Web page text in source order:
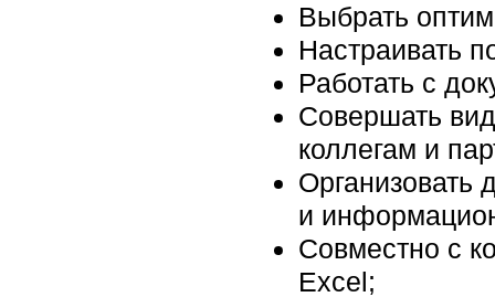
Выбрать
Настраивать
Работать с
Совершать
коллегам и
Организовать
и
Совместно с
Excel;